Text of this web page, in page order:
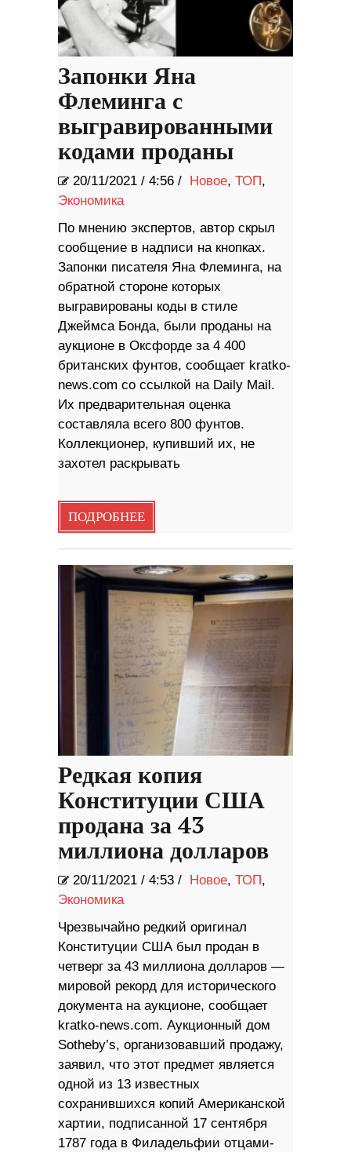
Запонки Яна
Флеминга с
выгравированными
кодами проданы
20/11/2021 / 4:56 / Новое, ТОП,
Экономика
По мнению экспертов, автор скрыл
сообщение в надписи на кнопках.
Запонки писателя Яна Флеминга, на
обратной стороне которых
выгравированы коды в стиле
Джеймса Бонда, были проданы на
аукционе в Оксфорде за 4 400
британских фунтов, сообщает kratko-
news.com со ссылкой на Daily Mail.
Их предварительная оценка
составляла всего 800 фунтов.
Коллекционер, купивший их, не
захотел раскрывать
ПОДРОБНЕЕ
Редкая копия
Конституции США
продана за 43
миллиона долларов
20/11/2021 / 4:53 / Новое, ТОП,
Экономика
Чрезвычайно редкий оригинал
Конституции США был продан в
четверг за 43 миллиона долларов —
мировой рекорд для исторического
документа на аукционе, сообщает
kratko-news.com. Аукционный дом
Sotheby’s, организовавший продажу,
заявил, что этот предмет является
одной из 13 известных
сохранившихся копий Американской
хартии, подписанной 17 сентября
1787 года в Филадельфии отцами-